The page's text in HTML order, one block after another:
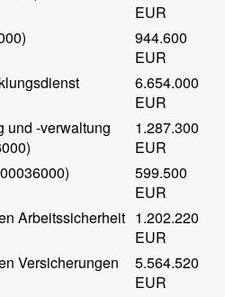
EUR
944.600
EUR
6.654.000
EUR
und -verwaltung
1.287.300
EUR
599.500
EUR
Arbeitssicherheit 1.202.220
EUR
Versicherungen
5.564.520
EUR